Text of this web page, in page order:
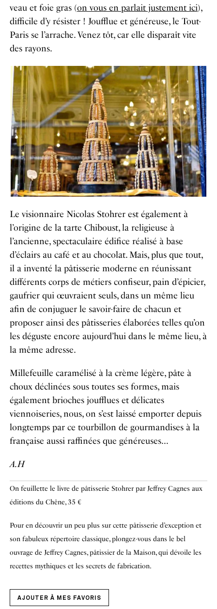
veau et foie gras (on vous en parlait justement ici),
difficile d’y résister ! Joufflue et généreuse, le Tout-
Paris se l’arrache. Venez tôt, car elle disparaît vite
des rayons.
Le visionnaire Nicolas Stohrer est également à
l’origine de la tarte Chiboust, la religieuse à
l’ancienne, spectaculaire édifice réalisé à base
d’éclairs au café et au chocolat. Mais, plus que tout,
il a inventé la pâtisserie moderne en réunissant
différents corps de métiers confiseur, pain d’épicier,
gaufrier qui œuvraient seuls, dans un même lieu
afin de conjuguer le savoir-faire de chacun et
proposer ainsi des pâtisseries élaborées telles qu’on
les déguste encore aujourd’hui dans le même lieu, à
la même adresse.
Millefeuille caramélisé à la crème légère, pâte à
choux déclinées sous toutes ses formes, mais
également brioches joufflues et délicates
viennoiseries, nous, on s’est laissé emporter depuis
longtemps par ce tourbillon de gourmandises à la
française aussi raffinées que généreuses…
A.H
On feuillette le livre de pâtisserie Stohrer par Jeffrey Cagnes aux
éditions du Chêne, 35 €
Pour en découvrir un peu plus sur cette pâtisserie d’exception et
son fabuleux répertoire classique, plongez-vous dans le bel
ouvrage de Jeffrey Cagnes, pâtissier de la Maison, qui dévoile les
recettes mythiques et les secrets de fabrication.
AJOUTER À MES FAVORIS